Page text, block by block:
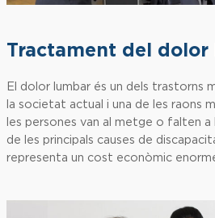
Tractament del dolor
El dolor lumbar és un dels trastorns
la societat actual i una de les raons
les persones van al metge o falten a
de les principals causes de
representa un cost econòmic